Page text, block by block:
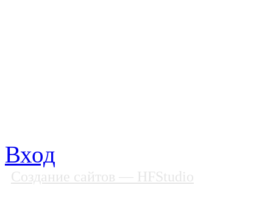
Вход
Создание сайтов — HFStudio